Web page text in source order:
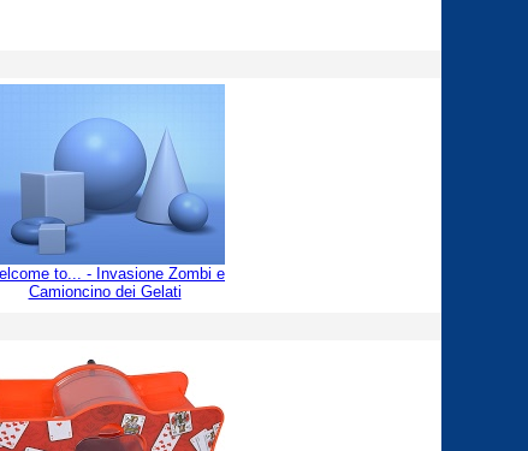
to... - Invasione Zombi e
Camioncino dei Gelati